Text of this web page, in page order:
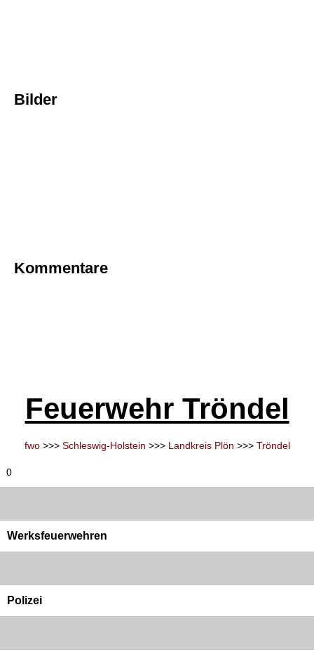
Bilder
Kommentare
Feuerwehr Tröndel
fwo>>> Schleswig-Holstein >>> Landkreis Plön >>> Tröndel
0
Werksfeuerwehren
Polizei